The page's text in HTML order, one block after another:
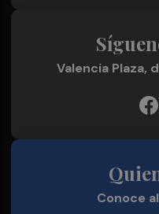
Valencia Plaza,
Conoce